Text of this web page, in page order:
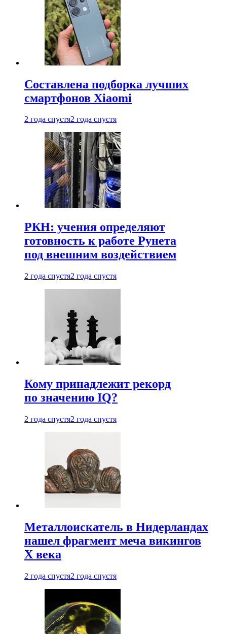
Составлена подборка лучших
смартфонов Xiaomi
2 года спустя2 года спустя
РКН: учения определяют
готовность к работе Рунета
под внешним воздействием
2 года спустя2 года спустя
Кому принадлежит рекорд
по значению IQ?
2 года спустя2 года спустя
Металлоискатель в Нидерландах
нашел фрагмент меча викингов
X века
2 года спустя2 года спустя